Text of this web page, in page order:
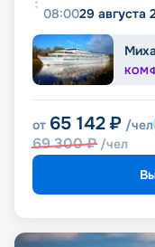
08:0029 августа
от 65 142 ₽ /чел
69 300₽ /чел